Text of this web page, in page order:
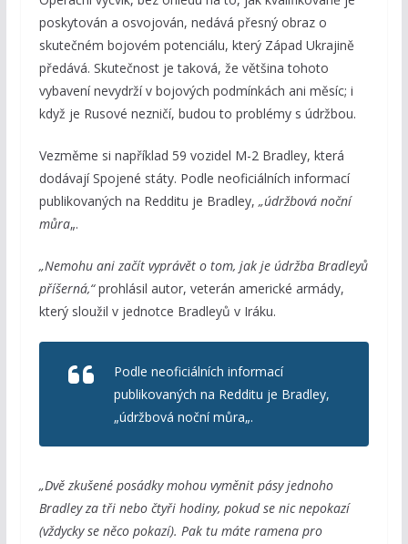
poskytován a osvojován, nedává přesný obraz o
skutečném bojovém potenciálu, který Západ Ukrajině
předává. Skutečnost je taková, že většina tohoto
vybavení nevydrží v bojových podmínkách ani měsíc; i
když je Rusové nezničí, budou to problémy s údržbou.
Vezměme si například 59 vozidel M-2 Bradley, která
dodávají Spojené státy. Podle neoficiálních informací
publikovaných na Redditu je Bradley, „údržbová noční
můra„.
„Nemohu ani začít vyprávět o tom, jak je údržba Bradleyů
příšerná,“prohlásil autor, veterán americké armády,
který sloužil v jednotce Bradleyů v Iráku.
Podle neoficiálních informací
publikovaných na Redditu je Bradley,
„údržbová noční můra„.
„Dvě zkušené posádky mohou vyměnit pásy jednoho
Bradley za tři nebo čtyři hodiny, pokud se nic nepokazí
(vždycky se něco pokazí). Pak tu máte ramena pro